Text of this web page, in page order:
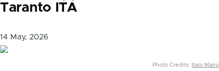
Taranto ITA
14 May, 2026
Photo Credits: Italo Mairo